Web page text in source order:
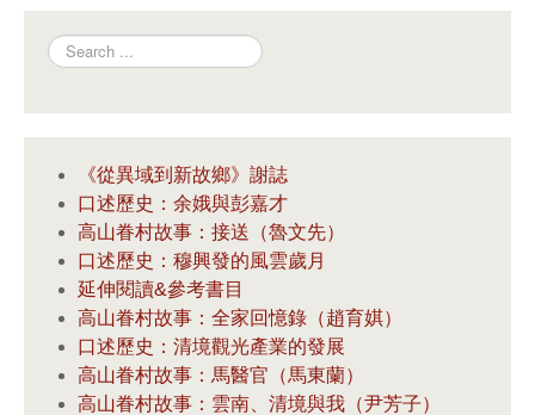
Search
《從異域到新故鄉》謝誌
口述歷史：余娥與彭嘉才
高山眷村故事：接送（魯文先）
口述歷史：穆興發的風雲歲月
延伸閱讀&參考書目
高山眷村故事：全家回憶錄（趙育娸）
口述歷史：清境觀光產業的發展
高山眷村故事：馬醫官（馬東蘭）
高山眷村故事：雲南、清境與我（尹芳子）